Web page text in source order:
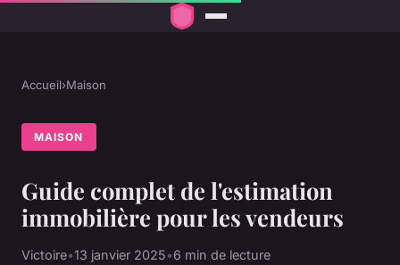
Accueil›Maison
MAISON
Guide complet de l'estimation
immobilière pour les vendeurs
Victoire•13 janvier 2025•6 min de lecture